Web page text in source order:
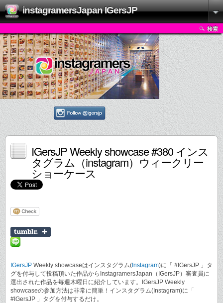
instagramersJapan IGersJP
検索
IGersJP Weekly showcase #380 インス
タグラム（instagram）ウィークリー
ショーケース
IGersJP Weekly showcaseはインスタグラム( Instagram)に「 #IGersJP 」タ
グを付与して投稿頂いた作品からInstagramersJapan（IGersJP）審査員に
選出された作品を毎週木曜日に紹介しています。IGersJP Weekly
showcaseの参加方法は非常に簡単！インスタグラム(Instagram)に「
#IGersJP 」タグを付与するだけ。